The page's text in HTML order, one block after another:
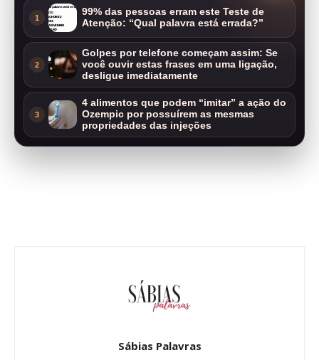
1
99% das pessoas erram este Teste de
Atenção: “Qual palavra está errada?”
2
Golpes por telefone começam assim: Se
você ouvir estas frases em uma ligação,
desligue imediatamente
3
4 alimentos que podem “imitar” a ação do
Ozempic por possuírem as mesmas
propriedades das injeções
Sábias Palavras